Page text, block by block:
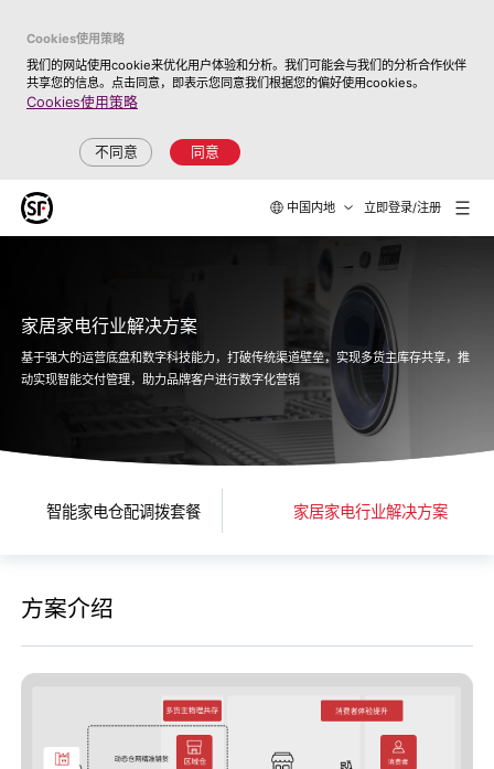
Cookies使用策略
我们的网站使用cookie来优化用户体验和分析。我们可能会与我们的分析合作伙伴
共享您的信息。点击同意，即表示您同意我们根据您的偏好使用cookies。
Cookies使用策略
不同意 同意
中国内地 立即登录/注册
家居家电行业解决方案
基于强大的运营底盘和数字科技能力，打破传统渠道壁垒，实现多货主库存共享，推
动实现智能交付管理，助力品牌客户进行数字化营销
智能家电仓配调拨套餐 家居家电行业解决方案
方案介绍